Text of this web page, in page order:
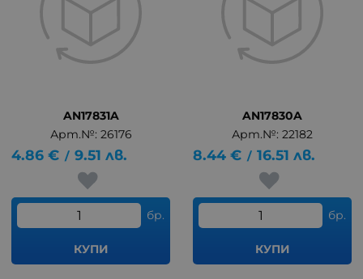
AN17831A
Арт.№: 26176
4.86 € / 9.51 лв.
бр.
КУПИ
AN17830A
Арт.№: 22182
8.44 € / 16.51 лв.
бр.
КУПИ